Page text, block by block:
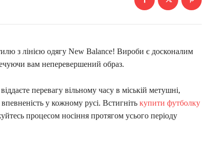
з лінією одягу New Balance! Вироби є досконалим
вам неперевершений образ.
перевагу вільному часу в міській метушні,
у кожному русі. Встигніть купити футболку
процесом носіння протягом усього періоду